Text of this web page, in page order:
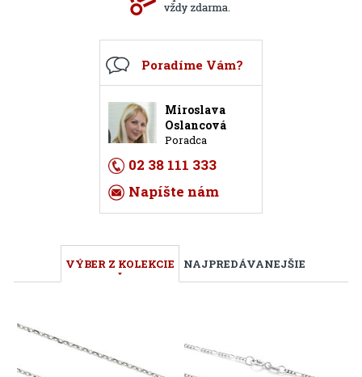
Poradíme Vám?
Miroslava
Oslancová
Poradca
02 38 111 333
Napíšte nám
VÝBER Z KOLEKCIE NAJPREDÁVANEJŠIE